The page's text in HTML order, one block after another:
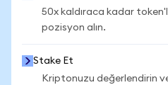
50x kaldıraca kadar
pozisyon alın.
Stake Et
Kriptonuzu değerlendirin